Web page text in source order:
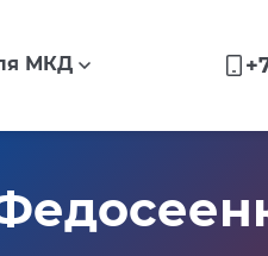
МКД